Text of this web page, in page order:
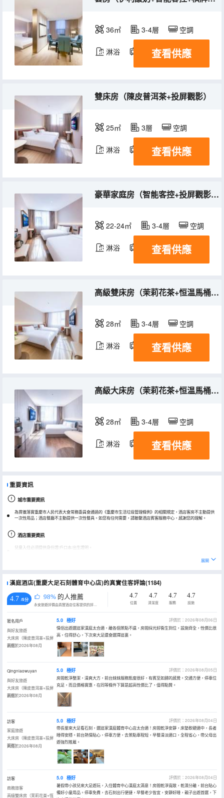
36㎡ 3-4層 空調
淋浴 電視機
查看供應
雙床房（陳皮普洱茶+投屏觀影）
25㎡ 3層 空調
淋浴 電視機
查看供應
豪華家庭房（智能客控+投屏觀影+喜臨門床墊）
22-24㎡ 3-4層 空調
淋浴 電視機
查看供應
高級雙床房（茉莉花茶+恒温馬桶+舒適沙發）
28㎡ 3-4層 空調
淋浴 電視機
查看供應
高級大床房（茉莉花茶+恒温馬桶+舒適沙發）
28㎡ 3-4層 空調
淋浴 電視機
查看供應
重要資訊
城市重要資訊
為貫徹落實重慶市人民代表大會常務委員會通過的《重慶市生活垃圾管理條例》的相關規定，酒店客房不主動提供
一次性用品；酒店餐廳不主動提供一次性餐具。如您有任何需要，請聯繫酒店賓客服務中心，感謝您的理解。
酒店重要資訊
兒童入住必須提供身份證/戶口本/出生證明。
展開
漢庭酒店(重慶大足石刻體育中心店)的真實住客評論(1184)
4.7 /5分 98% 的人推薦
永安旅遊評價由真實酒店住客提供的評價。
4.7
位置
4.7
清潔度
4.7
服務
4.7
設施
匿名用戶
與好友旅遊
大床房（陳皮普洱茶+投屏
觀影）
入住於2026年08月
5.0 極好
評價於：2026年08月06日
情侶出遊選這家漢庭太合適，離各個景點不遠，房間採光好衞生到位，設施齊全，性價比很
高，住得舒心，下次來大足還會選擇這裏。
Qingniaowuyan
與好友旅遊
大床房（陳皮普洱茶+投屏
觀影）
入住於2026年08月
5.0 極好
評價於：2026年08月05日
房間乾淨整潔，清爽大方，前台妹妹服務態度很好，有賓至如歸的感覺。交通方便，停車位
充足，而且價格實惠，在同等條件下算是超高性價比了，值得點贊。
訪客
家庭旅遊
大床房（陳皮普洱茶+投屏
觀影）
入住於2026年08月
5.0 極好
評價於：2026年08月04日
帶長輩來大足看石刻，選這家漢庭體育中心店太合適！房間乾淨安靜，床墊軟硬適中，長者
睡得安穩。前台熱情貼心，停車方便，去景點車程短，早餐清淡適口，全程省心，帶父母出
遊強烈推薦。
訪客
商務旅客
高級雙床房（茉莉花茶+恆
5.0 極好
評價於：2026年08月04日
暑假帶小孩兒來大足遊玩，入住體育中心漢庭太滿意！房間乾淨寬敞，乾濕分離，前台貼心
備好小童用品。停車免費，去石刻出行便捷，早餐老少皆宜，安靜好睡，親子出遊首選，下